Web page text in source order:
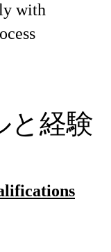
with
と経験